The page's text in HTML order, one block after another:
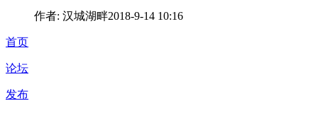
作者: 汉城湖畔2018-9-14 10:16
首页
论坛
发布